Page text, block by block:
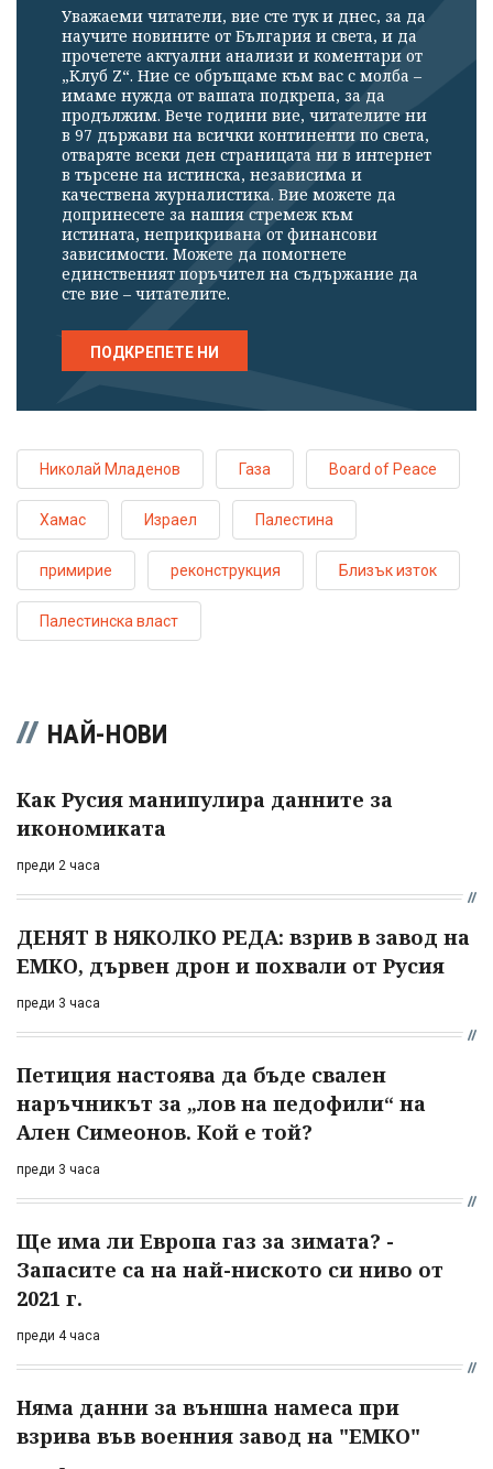
Уважаеми читатели, вие сте тук и днес, за да
научите новините от България и света, и да
прочетете актуални анализи и коментари от
„Клуб Z“. Ние се обръщаме към вас с молба –
имаме нужда от вашата подкрепа, за да
продължим. Вече години вие, читателите ни
в 97 държави на всички континенти по света,
отваряте всеки ден страницата ни в интернет
в търсене на истинска, независима и
качествена журналистика. Вие можете да
допринесете за нашия стремеж към
истината, неприкривана от финансови
зависимости. Можете да помогнете
единственият поръчител на съдържание да
сте вие – читателите.
ПОДКРЕПЕТЕ НИ
Николай Младенов Газа Board of Peace
Хамас Израел Палестина
примирие реконструкция Близък изток
Палестинска власт
НАЙ-НОВИ
Как Русия манипулира данните за
икономиката
преди 2 часа
ДЕНЯТ В НЯКОЛКО РЕДА: взрив в завод на
ЕМКО, дървен дрон и похвали от Русия
преди 3 часа
Петиция настоява да бъде свален
наръчникът за „лов на педофили“ на
Ален Симеонов. Кой е той?
преди 3 часа
Ще има ли Европа газ за зимата? -
Запасите са на най-ниското си ниво от
2021 г.
преди 4 часа
Няма данни за външна намеса при
взрива във военния завод на "ЕМКО"